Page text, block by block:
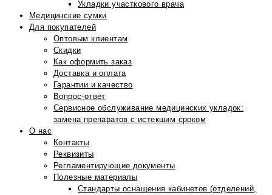
Укладки участкового врача
Медицинские сумки
Для покупателей
Оптовым клиентам
Скидки
Как оформить заказ
Доставка и оплата
Гарантии и качество
Вопрос-ответ
Сервисное обслуживание медицинских укладок:
замена препаратов с истекшим сроком
О нас
Контакты
Реквизиты
Регламентирующие документы
Полезные материалы
Стандарты оснащения кабинетов (отделений,